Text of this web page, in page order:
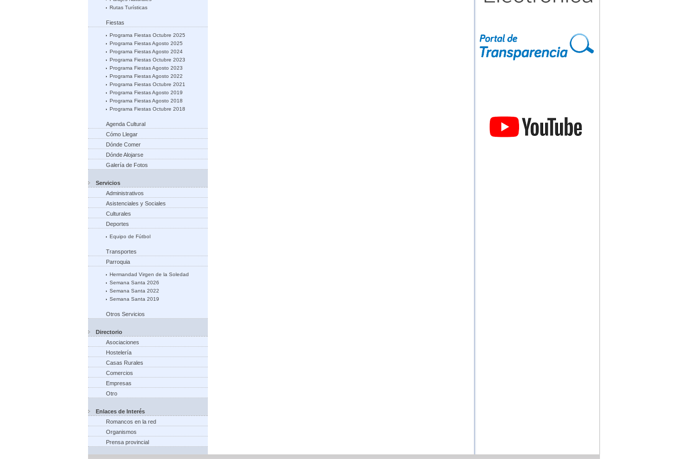
Rutas Turísticas
Fiestas
Programa Fiestas Octubre 2025
Programa Fiestas Agosto 2025
Programa Fiestas Agosto 2024
Programa Fiestas Octubre 2023
Programa Fiestas Agosto 2023
Programa Fiestas Agosto 2022
Programa Fiestas Octubre 2021
Programa Fiestas Agosto 2019
Programa Fiestas Agosto 2018
Programa Fiestas Octubre 2018
Agenda Cultural
Cómo Llegar
Dónde Comer
Dónde Alojarse
Galería de Fotos
Servicios
Administrativos
Asistenciales y Sociales
Culturales
Deportes
Equipo de Fútbol
Transportes
Parroquia
Hermandad Virgen de la Soledad
Semana Santa 2026
Semana Santa 2022
Semana Santa 2019
Otros Servicios
Directorio
Asociaciones
Hostelería
Casas Rurales
Comercios
Empresas
Otro
Enlaces de Interés
Romancos en la red
Organismos
Prensa provincial